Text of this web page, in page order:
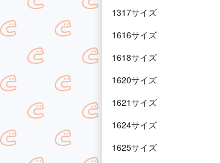
1317サイズ
1616サイズ
1618サイズ
1620サイズ
1621サイズ
1624サイズ
1625サイズ